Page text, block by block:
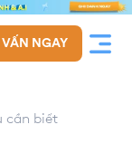
NGAY
cần biết